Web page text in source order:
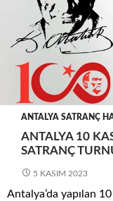
ANTALYA SATRANÇ
ANTALYA 10
SATRANÇ
5 KASIM 2023
Antalya’da yapılan